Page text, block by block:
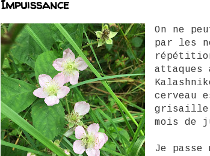
Impuissance
On ne
par les
attaques
cerveau
grisaille
mois de
Je